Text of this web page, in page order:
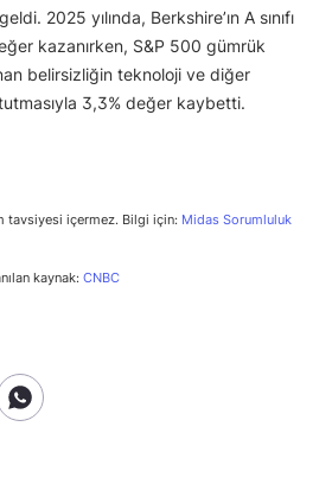
2025 yılında, Berkshire’ın A sınıfı
kazanırken, S&P 500 gümrük
belirsizliğin teknoloji ve diğer
3,3% değer kaybetti.
tavsiyesi içermez. Bilgi için: Midas Sorumluluk
kaynak: CNBC